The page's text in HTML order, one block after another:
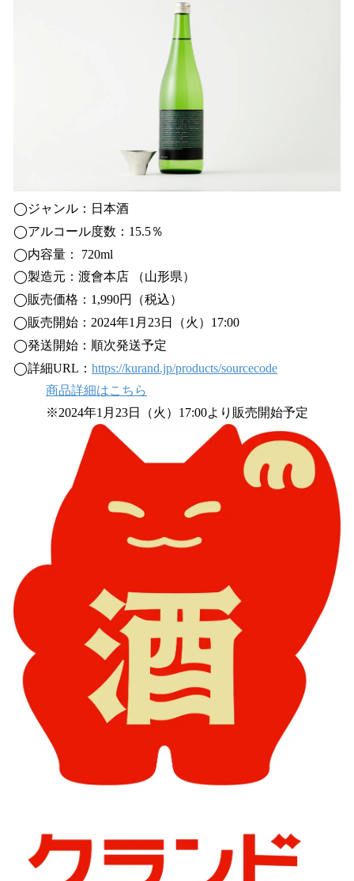
◯ジャンル：日本酒
◯アルコール度数：15.5％
◯内容量： 720ml
◯製造元：渡會本店 （山形県）
◯販売価格：1,990円（税込）
◯販売開始：2024年1月23日（火）17:00
◯発送開始：順次発送予定
◯詳細URL： https://kurand.jp/products/sourcecode
商品詳細はこちら
※2024年1月23日（火）17:00より販売開始予定